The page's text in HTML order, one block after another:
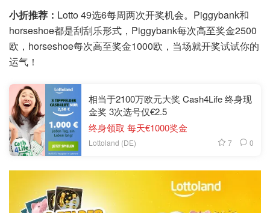
小折推荐： Lotto 49选6每周两次开奖机会。Piggybank和
horseshoe都是刮刮乐形式，Piggybank每次高至奖金2500
欧，horseshoe每次高至奖金1000欧，当场就开奖试试你的
运气！
相当于2100万欧元大奖 Cash4Life 终身现
金奖 3次选号仅€2.5
终身领取 每天€1000奖金
Lottoland (DE) 7 0